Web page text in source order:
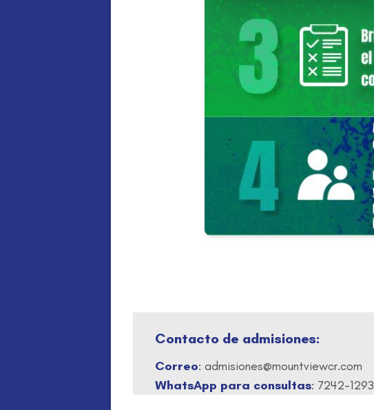
Contacto de admisiones:
Correo: admisiones@mountviewcr.com
WhatsApp para consultas: 7242-1293